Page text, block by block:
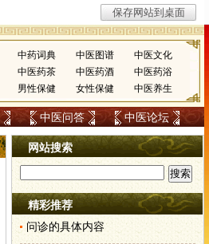
中药词典 中医图谱
中医文化
中医药茶 中医药酒
中医药浴
男性保健 女性保健 中医养生
中医问答 中医论坛
网站搜索
精彩推荐
问诊的具体内容